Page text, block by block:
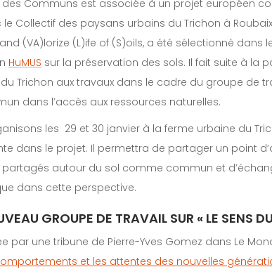
des Communs est associée à un projet européen
le Collectif des paysans urbains du Trichon à
and (VA)lorize (L)ife of (S)oils, a été sélectionné
HuMUS sur la préservation des sols. Il fait suite à la
Trichon aux travaux dans le cadre du groupe de
dans l’accès aux ressources naturelles.
les 29 et 30 janvier à la ferme urbaine du
dans le projet. Il permettra de partager un point
autour du sol comme commun et
dans cette perspective.
GROUPE DE TRAVAIL SUR « LE SENS
par une tribune de Pierre-Yves Gomez dans Le
et les attentes des nouvelles